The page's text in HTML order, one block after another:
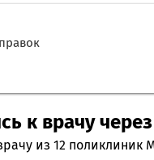
к врачу
из 12 поликлиник